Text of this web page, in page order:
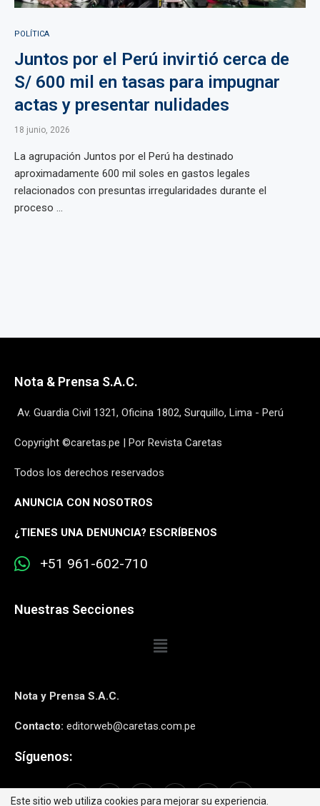
POLÍTICA
Juntos por el Perú invirtió cerca de
S/ 600 mil en tasas para impugnar
actas y presentar nulidades
18 junio, 2026
La agrupación Juntos por el Perú ha destinado
aproximadamente 600 mil soles en gastos legales
relacionados con presuntas irregularidades durante el
proceso ...
Nota & Prensa S.A.C.
Av. Guardia Civil 1321, Oficina 1802, Surquillo, Lima - Perú
Copyright ©caretas.pe | Por Revista Caretas
Todos los derechos reservados
ANUNCIA CON NOSOTROS
¿TIENES UNA DENUNCIA? ESCRÍBENOS
+51 961-602-710
Nuestras Secciones
Nota y Prensa S.A.C.
Contacto: editorweb@caretas.com.pe
Síguenos:
Este sitio web utiliza cookies para mejorar su experiencia.